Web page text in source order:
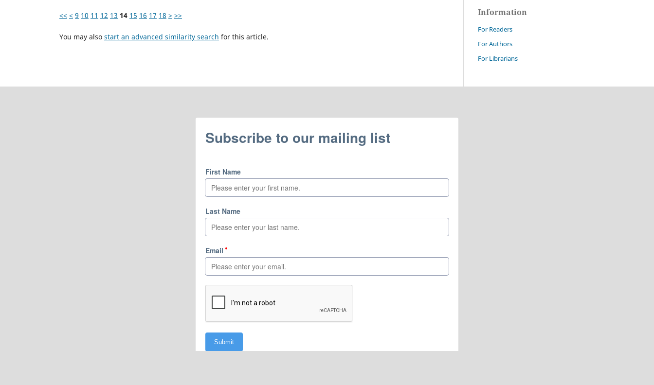
<< < 9 10 11 12 13 14 15 16 17 18 > >>
You may also start an advanced similarity search for this article.
Information
For Readers
For Authors
For Librarians